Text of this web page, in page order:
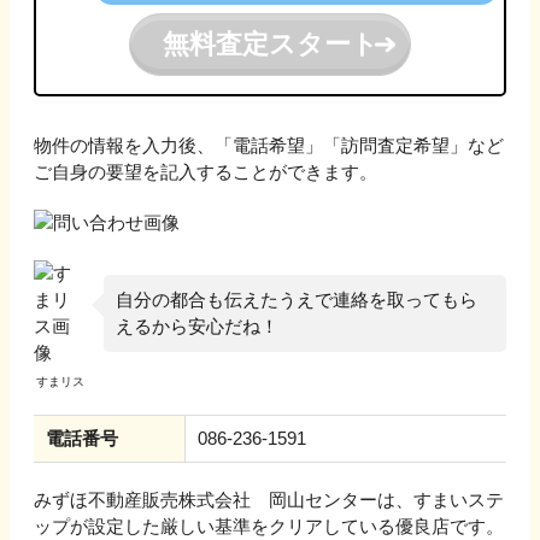
無料査定スタート
物件の情報を入力後、「電話希望」「訪問査定希望」など
ご自身の要望を記入することができます。
自分の都合も伝えたうえで連絡を取ってもら
えるから安心だね！
電話番号 086-236-1591
みずほ不動産販売株式会社 岡山センターは、すまいステ
ップが設定した厳しい基準をクリアしている優良店です。